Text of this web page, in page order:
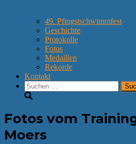
49. Pfingstschwimmfest
Geschichte
Protokolle
Fotos
Medaillen
Rekorde
Kontakt
Suchen
nach:
Fotos vom
Moers